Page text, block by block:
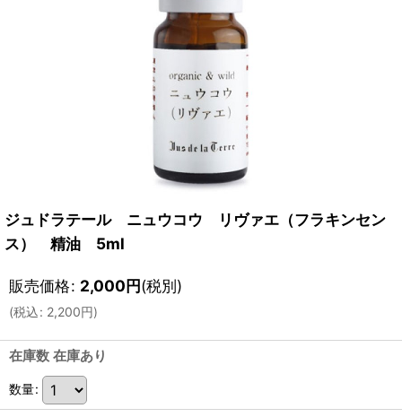
ジュドラテール ニュウコウ リヴァエ（フラキンセン
ス） 精油 5ml
販売価格: 2,000円(税別)
(税込: 2,200円)
在庫数 在庫あり
数量: